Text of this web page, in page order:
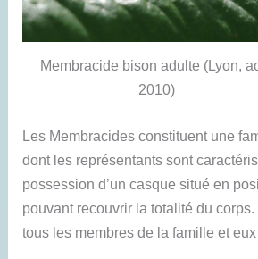
Membracide bison adulte (Lyon,
2010)
Les Membracides constituent une
dont les représentants sont
possession d’un casque situé en
pouvant recouvrir la totalité du
tous les membres de la famille et